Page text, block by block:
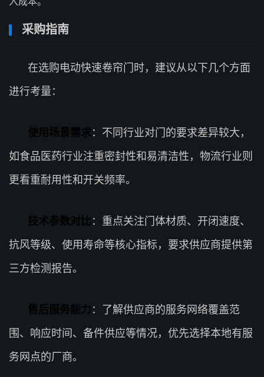
采购指南
在选购电动快速卷帘门时，建议从以下几个方面
进行考量：
使用场景需求：不同行业对门的要求差异较大，
如食品医药行业注重密封性和易清洁性，物流行业则
更看重耐用性和开关频率。
技术参数对比：重点关注门体材质、开闭速度、
抗风等级、使用寿命等核心指标，要求供应商提供第
三方检测报告。
售后服务能力：了解供应商的服务网络覆盖范
围、响应时间、备件供应等情况，优先选择本地有服
务网点的厂商。